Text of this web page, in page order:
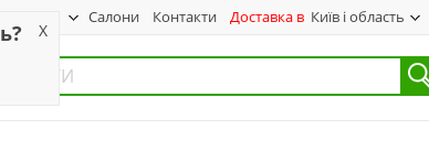
Салони Контакти Доставка в Київ і область
X